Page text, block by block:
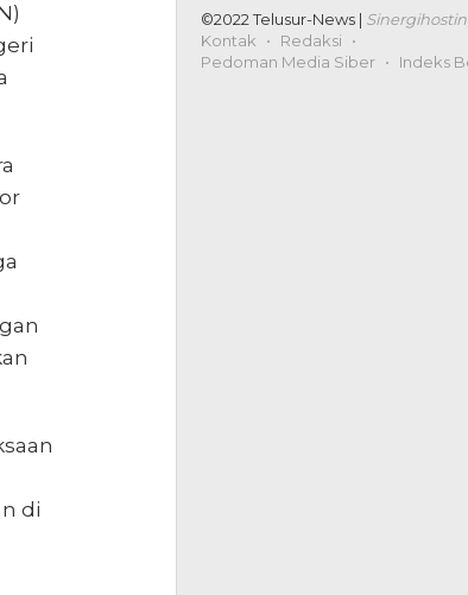
di
©2022 Telusur-News |
Kontak
Redaksi
Pedoman Media Siber
Indeks